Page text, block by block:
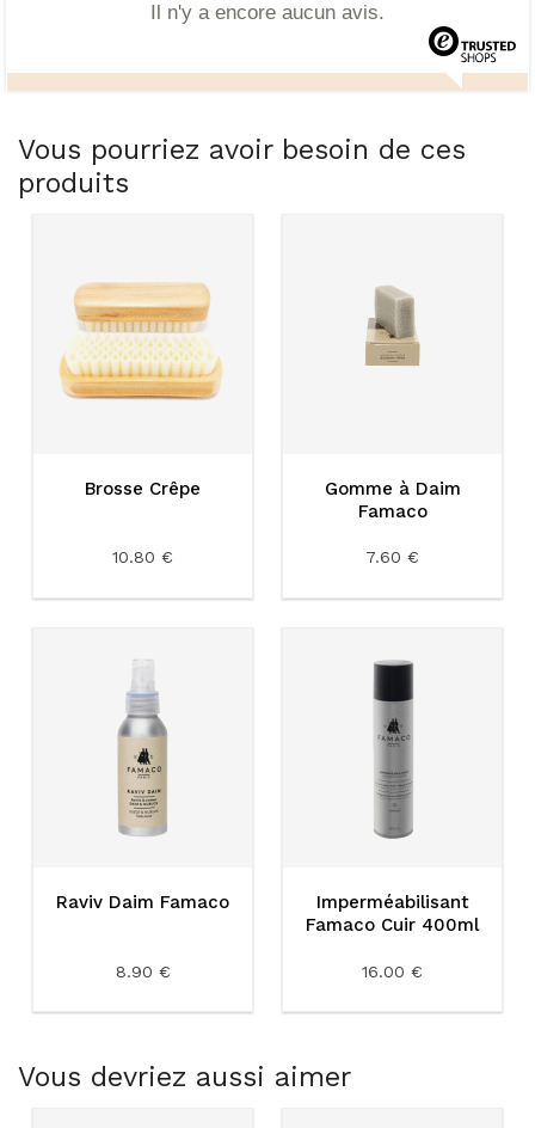
Il n'y a encore aucun avis.
Vous pourriez avoir besoin de ces
produits
Brosse Crêpe
10.80 €
Gomme à Daim
Famaco
7.60 €
Raviv Daim Famaco
8.90 €
Imperméabilisant
Famaco Cuir 400ml
16.00 €
Vous devriez aussi aimer